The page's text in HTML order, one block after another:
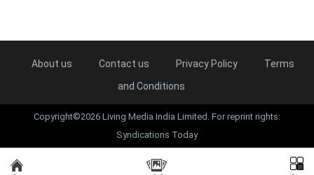
About us Contact us Privacy Policy
Terms
and Conditions
Copyright©2026 Living Media India Limited. For reprint rights:
Syndications Today